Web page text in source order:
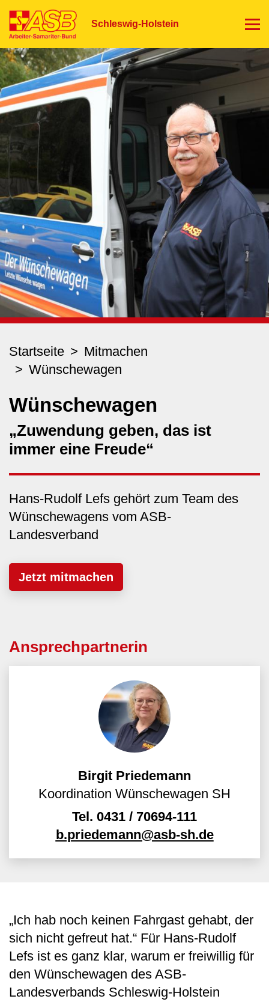
zum
Schleswig-Holstein
Startseite
Mitmachen
Wünschewagen
Wünschewagen
„Zuwendung geben, das ist
immer eine Freude“
Hans-Rudolf Lefs gehört zum Team des
Wünschewagens vom ASB-
Landesverband
Jetzt mitmachen
Ansprechpartnerin
Birgit Priedemann
Koordination Wünschewagen SH
Tel. 0431 / 70694-111
b.priedemann@asb-sh.de
„Ich hab noch keinen Fahrgast gehabt, der
sich nicht gefreut hat.“ Für Hans-Rudolf
Lefs ist es ganz klar, warum er freiwillig für
den Wünschewagen des ASB-
Landesverbands Schleswig-Holstein